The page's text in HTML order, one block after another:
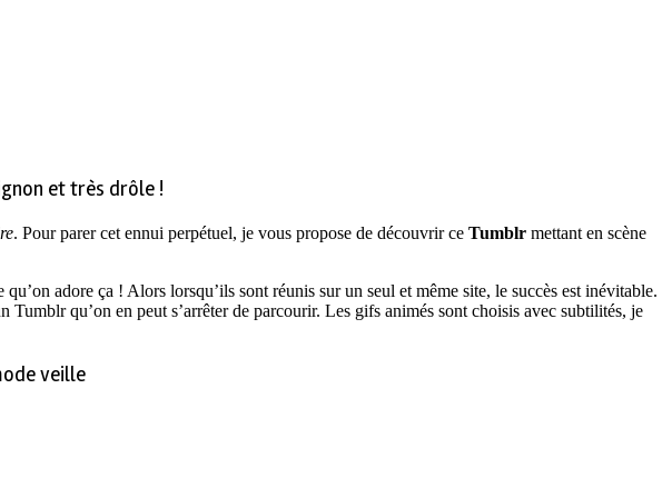
et très drôle !
. Pour parer cet ennui perpétuel, je vous propose de découvrir ce Tumblr mettant en scène
adore ça ! Alors lorsqu’ils sont réunis sur un seul et même site, le succès est inévitable.
Tumblr qu’on en peut s’arrêter de parcourir. Les gifs animés sont choisis avec subtilités, je
veille